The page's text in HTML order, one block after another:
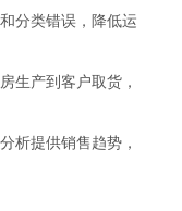
分类错误，降低运
生产到客户取货，
析提供销售趋势，